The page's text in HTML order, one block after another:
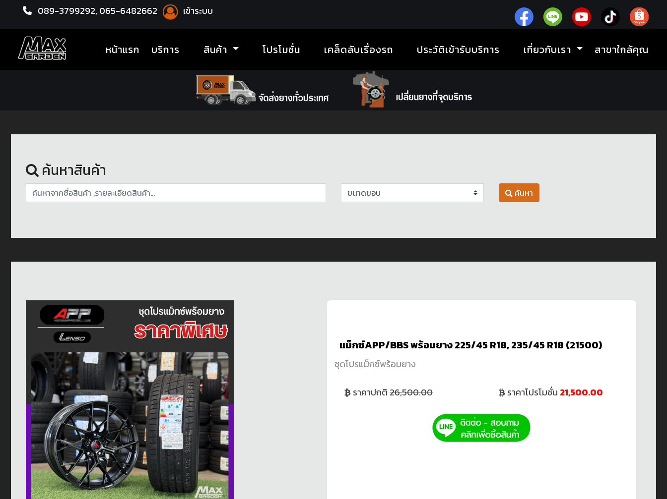
089-3799292, 065-6482662 เข้าระบบ
หน้าแรก(current)
บริการ สินค้า โปรโมชั่น เคล็ดลับเรื่องรถ ประวัติเข้ารับบริการ เกี่ยวกับเรา สาขาใกล้คุณ
หน้าแรก ชุดโปรแม็กซ์พร้อมยาง
ค้นหาสินค้า
ค้นหา
แม็กซ์APP/BBS พร้อมยาง 225/45 R18, 235/45 R18 (21500)
ชุดโปรแม็กซ์พร้อมยาง
ราคาปกติ26,500.00 ราคาโปรโมชั่น 21,500.00